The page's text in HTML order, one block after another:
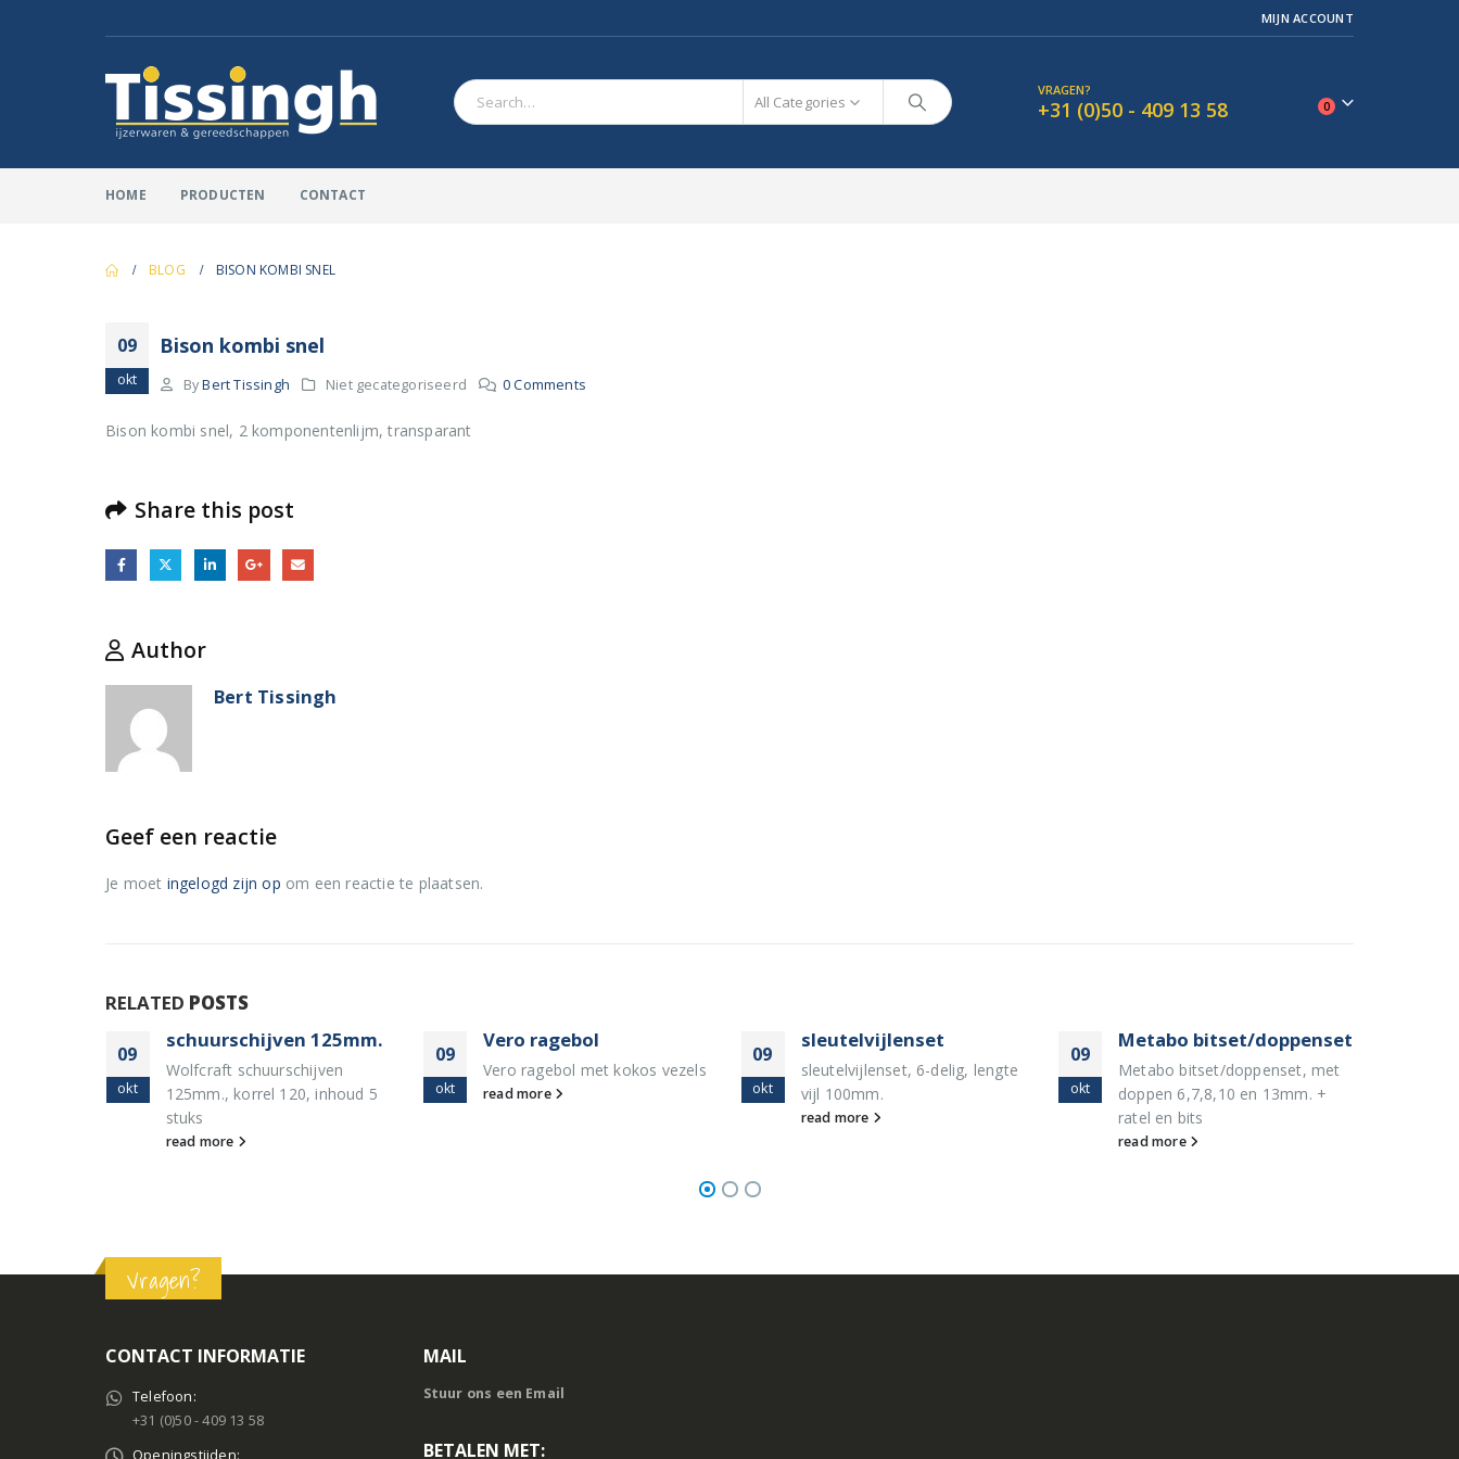
MIJN ACCOUNT
All Categories
VRAGEN?
+31 (0)50 - 409 13 58 0
HOME PRODUCTEN CONTACT
BLOG BISON KOMBI SNEL
09
okt
Bison kombi snel
By Bert Tissingh Niet gecategoriseerd 0 Comments
Bison kombi snel, 2 komponentenlijm, transparant
Share this post
Author
Bert Tissingh
Geef een reactie
Je moet ingelogd zijn op om een reactie te plaatsen.
RELATED POSTS
09
okt
schuurschijven 125mm.
Wolfcraft schuurschijven
125mm., korrel 120, inhoud 5
stuks
read more
09
okt
Vero ragebol
Vero ragebol met kokos vezels
read more
09
okt
sleutelvijlenset
sleutelvijlenset, 6-delig, lengte
vijl 100mm.
read more
09
okt
Metabo bitset/doppenset
Metabo bitset/doppenset, met
doppen 6,7,8,10 en 13mm. +
ratel en bits
read more
Vragen?
CONTACT INFORMATIE
Telefoon:
+31 (0)50 - 409 13 58
Openingstijden:
MAIL
Stuur ons een Email
BETALEN MET: